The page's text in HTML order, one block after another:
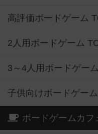
高評価ボードゲーム
2人用ボードゲーム
3～4人用ボードゲー
子供向けボードゲー
ボードゲームカフ